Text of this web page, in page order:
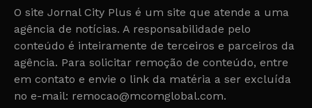
O site Jornal City Plus é um site que atende a uma
agência de notícias. A responsabilidade pelo
conteúdo é inteiramente de terceiros e parceiros da
agência. Para solicitar remoção de conteúdo, entre
em contato e envie o link da matéria a ser excluída
no e-mail: remocao@mcomglobal.com.